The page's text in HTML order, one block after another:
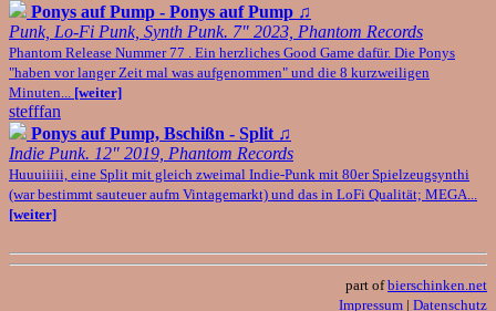
Ponys auf Pump - Ponys auf Pump ♫
Punk, Lo-Fi Punk, Synth Punk. 7" 2023, Phantom Records
Phantom Release Nummer 77 . Ein herzliches Good Game dafür. Die Ponys
"haben vor langer Zeit mal was aufgenommen" und die 8 kurzweiligen
Minuten... [weiter]
stefffan
Ponys auf Pump, Bschißn - Split ♫
Indie Punk. 12" 2019, Phantom Records
Huuuiiiii, eine Split mit gleich zweimal Indie-Punk mit 80er Spielzeugsynthi
(war bestimmt sauteuer aufm Vintagemarkt) und das in LoFi Qualität; MEGA...
[weiter]
part ofbierschinken.net
Impressum | Datenschutz